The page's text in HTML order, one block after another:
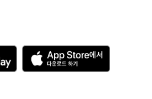
A
p
p